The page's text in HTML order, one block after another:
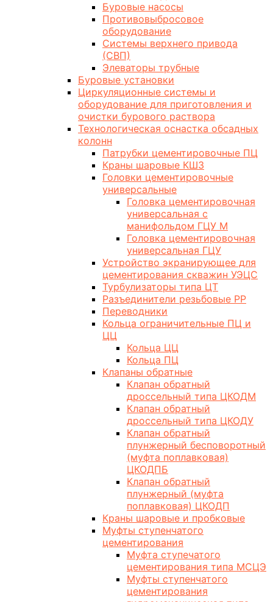
Буровые насосы
Противовыбросовое
оборудование
Системы верхнего привода
(СВП)
Элеваторы трубные
Буровые установки
Циркуляционные системы и
оборудование для приготовления и
очистки бурового раствора
Технологическая оснастка обсадных
колонн
Патрубки цементировочные ПЦ
Краны шаровые КШЗ
Головки цементировочные
универсальные
Головка цементировочная
универсальная с
манифольдом ГЦУ М
Головка цементировочная
универсальная ГЦУ
Устройство экранирующее для
цементирования скважин УЭЦС
Турбулизаторы типа ЦТ
Разъединители резьбовые РР
Переводники
Кольца ограничительные ПЦ и
ЦЦ
Кольца ЦЦ
Кольца ПЦ
Клапаны обратные
Клапан обратный
дроссельный типа ЦКОДМ
Клапан обратный
дроссельный типа ЦКОДУ
Клапан обратный
плунжерный бесповоротный
(муфта поплавковая)
ЦКОДПБ
Клапан обратный
плунжерный (муфта
поплавковая) ЦКОДП
Краны шаровые и пробковые
Муфты ступенчатого
цементирования
Муфта ступечатого
цементирования типа МСЦЭ
Муфты ступенчатого
цементирования